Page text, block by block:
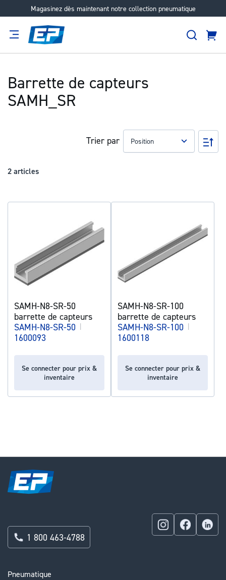
Magasinez dès maintenant notre collection pneumatique
Aller
Barrette de capteurs
SAMH_SR
2 articles
Trier par
Par
SAMH-N8-SR-50
barrette de capteurs
SAMH-N8-SR-50 |
1600093
Se connecter pour prix &
inventaire
SAMH-N8-SR-100
barrette de capteurs
SAMH-N8-SR-100 |
1600118
Se connecter pour prix &
inventaire
Pneumatique
1 800 463-4788